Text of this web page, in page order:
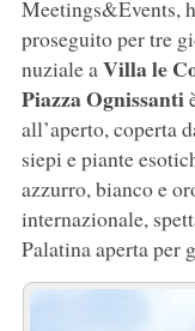
Meetings&Events,
proseguito per tre
nuziale aVilla le
Piazza Ognissanti
all’aperto, coperta
siepi e piante
azzurro, bianco e
internazionale,
Palatina aperta per